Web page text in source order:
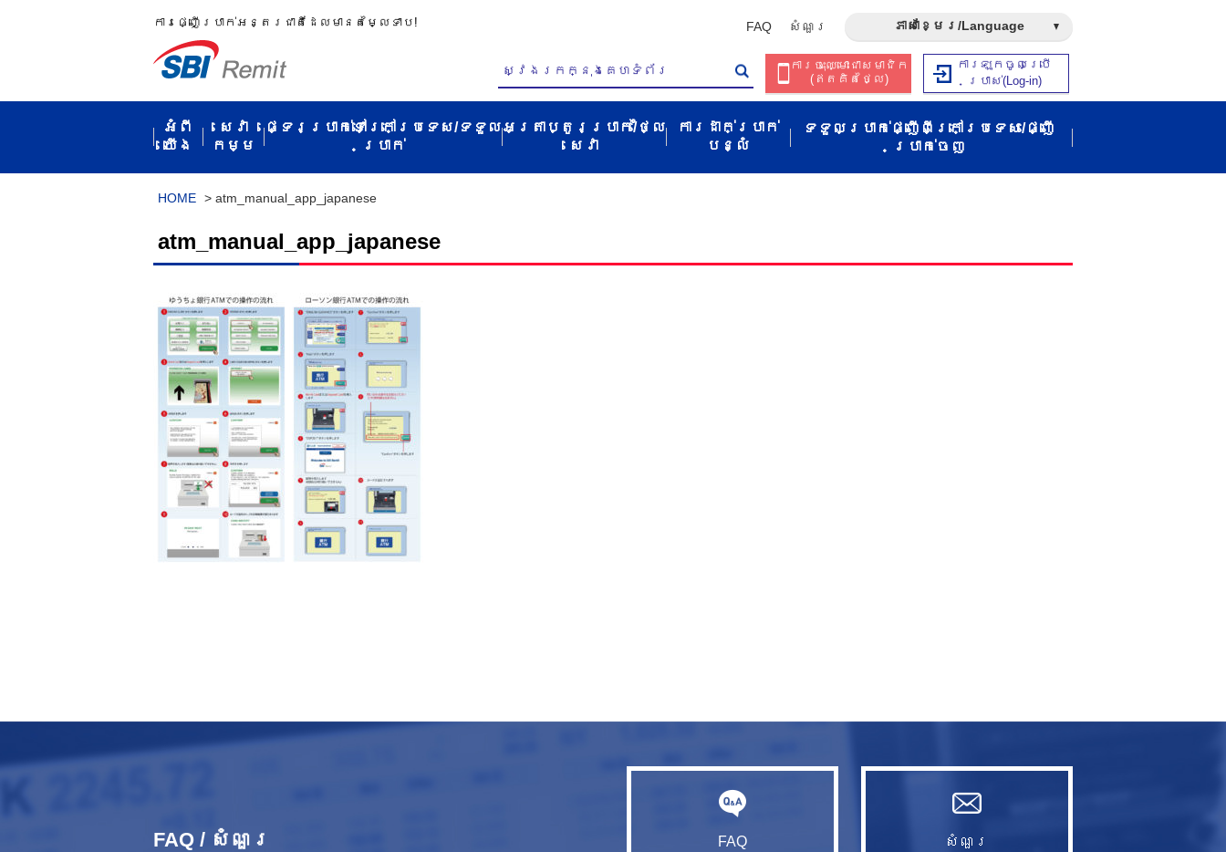
ការ​ផ្ញើប្រាក់​អន្តរជាតិ​ដែល​មាន​តម្លៃ​ទាប! FAQ សំណួរ​ ភាសាខ្មែរ/Language
ការចុះឈ្មោះជាសមាជិក​​
(ឥត​គិត​ថ្លៃ​)
ការឡុកចូលប្រើ
ប្រាស់​(Log-in)
អំពី​
យើង
សេវា
កម្ម​
ផ្ទេរប្រាក់ទៅក្រៅប្រទេស/ទទួល​
ប្រាក់​
អត្រាប្តូរប្រាក់/ថ្លៃ
សេវា​
ការដាក់ប្រាក់
បន្លំ
ទទួលប្រាក់ផ្ញើពីក្រៅប្រទេស/ផ្ញើ
ប្រាក់ចេញ
HOME > atm_manual_app_japanese
atm_manual_app_japanese
FAQ / សំណួរ​ FAQ សំណួរ​